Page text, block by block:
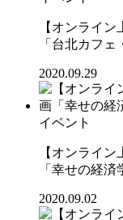
【オンライン
「台北カフェ
2020.09.29
イベント
【オンライン
「幸せの経済
2020.09.02